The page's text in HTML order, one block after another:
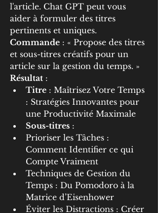
l'article. Chat GPT peut vous
aider à formuler des titres
pertinents et uniques.
Commande : « Propose des titres
et sous-titres créatifs pour un
article sur la gestion du temps. »
Résultat :
Titre : Maîtrisez Votre Temps
: Stratégies Innovantes pour
une Productivité Maximale
Sous-titres :
Prioriser les Tâches :
Comment Identifier ce qui
Compte Vraiment
Techniques de Gestion du
Temps : Du Pomodoro à la
Matrice d’Eisenhower
Éviter les Distractions : Créer